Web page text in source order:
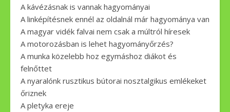
A kávézásnak is vannak hagyományai
A linképítésnek ennél az oldalnál már hagyománya van
A magyar vidék falvai nem csak a múltról híresek
A motorozásban is lehet hagyományőrzés?
A munka közelebb hoz egymáshoz diákot és
felnőttet
A nyaralónk rusztikus bútorai nosztalgikus emlékeket
őriznek
A pletyka ereje